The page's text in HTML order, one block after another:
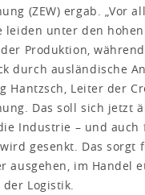
(ZEW) ergab. „Vor
leiden unter den hohen
Produk­tion,
durch ausländische
Hantzsch, Leiter der
Das soll sich jetzt
Industrie – und auch
gesenkt. Das sorgt
ausgehen, im Handel
Logistik.